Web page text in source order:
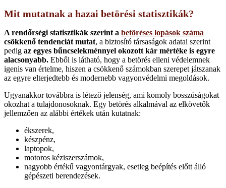
Mit mutatnak a hazai betörési statisztikák?
A rendőrségi statisztikák szerint a betöréses lopások száma
csökkenő tendenciát mutat, a biztosító társaságok adatai szerint
pedig az egyes bűncselekménnyel okozott kár mértéke is egyre
alacsonyabb. Ebből is látható, hogy a betörés elleni védelemnek
igenis van értelme, hiszen a csökkenő számokban szerepet játszanak
az egyre elterjedtebb és modernebb vagyonvédelmi megoldások.
Ugyanakkor továbbra is létező jelenség, ami komoly bosszúságokat
okozhat a tulajdonosoknak. Egy betörés alkalmával az elkövetők
jellemzően az alábbi értékek után kutatnak:
ékszerek,
készpénz,
laptopok,
motoros kéziszerszámok,
nagyobb értékű vagyontárgyak, esetleg beépítés előtt álló
gépészeti berendezések.